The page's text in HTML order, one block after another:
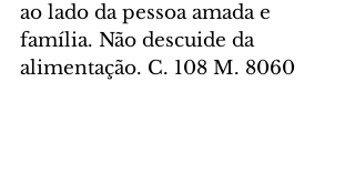
ao lado da pessoa amada e
família. Não descuide da
alimentação. C. 108 M. 8060